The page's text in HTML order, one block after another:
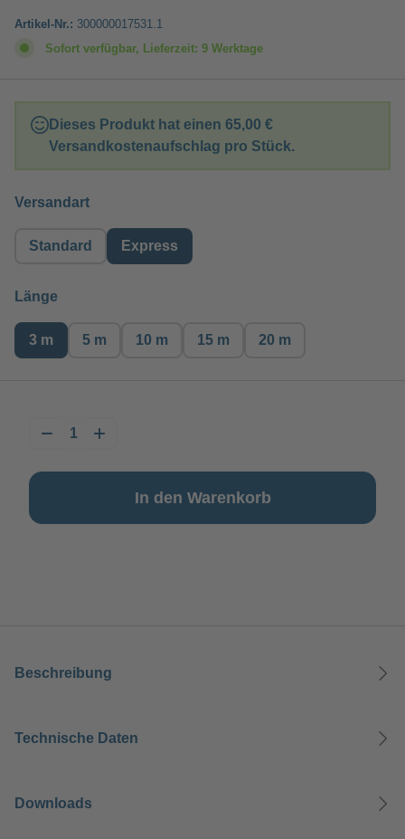
Artikel-Nr.: 300000017531.1
Sofort verfügbar, Lieferzeit: 9 Werktage
Dieses Produkt hat einen 65,00 €
Versandkostenaufschlag pro Stück.
Versandartauswählen
Standard Express
Länge
3 m 5 m 10 m 15 m 20 m
In den Warenkorb
Beschreibung
Technische Daten
Downloads